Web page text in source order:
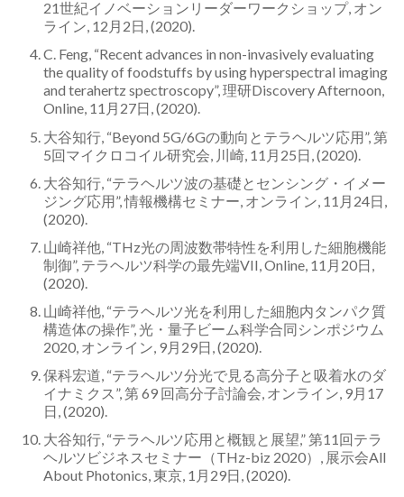
21世紀イノベーションリーダーワークショップ, オン
ライン, 12月2日, (2020).
C. Feng, “Recent advances in non-invasively evaluating
the quality of foodstuffs by using hyperspectral imaging
and terahertz spectroscopy”, 理研Discovery Afternoon,
Online, 11月27日, (2020).
大谷知行, “Beyond 5G/6Gの動向とテラヘルツ応用”, 第
5回マイクロコイル研究会, 川崎, 11月25日, (2020).
大谷知行, “テラヘルツ波の基礎とセンシング・イメー
ジング応用”, 情報機構セミナー, オンライン, 11月24日,
(2020).
山崎祥他, “THz光の周波数帯特性を利用した細胞機能
制御”, テラヘルツ科学の最先端VII, Online, 11月20日,
(2020).
山崎祥他, “テラヘルツ光を利用した細胞内タンパク質
構造体の操作”, 光・量子ビーム科学合同シンポジウム
2020, オンライン, 9月29日, (2020).
保科宏道, “テラヘルツ分光で見る高分子と吸着水のダ
イナミクス”, 第 69 回高分子討論会, オンライン, 9月17
日, (2020).
大谷知行, “テラヘルツ応用と概観と展望,” 第11回テラ
ヘルツビジネスセミナー（THz-biz 2020）, 展示会All
About Photonics, 東京, 1月29日, (2020).